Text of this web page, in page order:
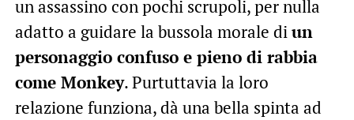
un assassino con pochi scrupoli, per nulla
adatto a guidare la bussola morale diun
personaggio confuso e pieno di rabbia
come Monkey. Purtuttavia la loro
relazione funziona, dà una bella spinta ad